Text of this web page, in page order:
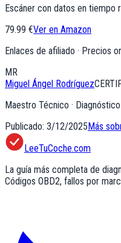
Escáner con datos en tiempo
79.99 €Ver en Amazon
Enlaces de afiliado · Precios
MR
Miguel Ángel Rodríguez
Maestro Técnico ·
Publicado: 3/12/2025Más
LeeTuCoche.com
La guía más completa de
Códigos OBD2, fallos por